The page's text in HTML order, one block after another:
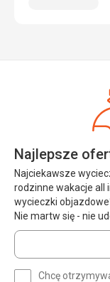
Najlepsze
Najciekawsze
rodzinne wakacje all
wycieczki
Nie martw się - nie
Wprowadź
swój
Chcę